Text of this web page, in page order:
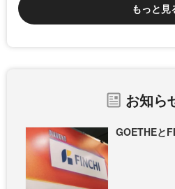
もっと見
お知ら
GOETHEと